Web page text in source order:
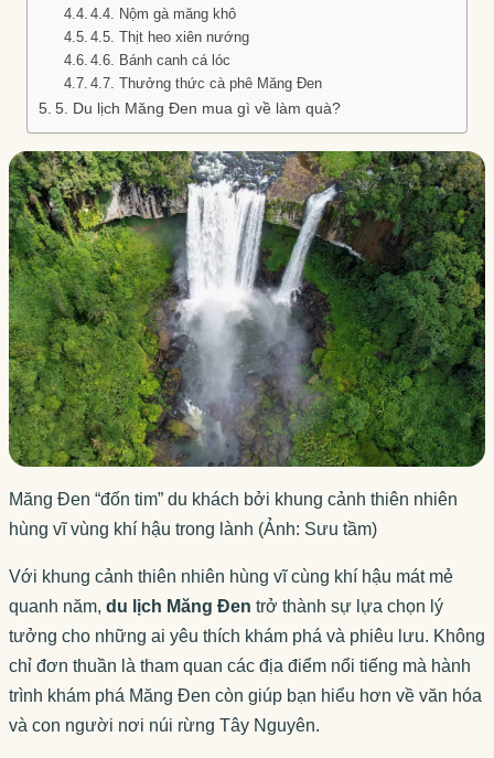
4.4. Nộm gà măng khô
4.5. Thịt heo xiên nướng
4.6. Bánh canh cá lóc
4.7. Thưởng thức cà phê Măng Đen
5. Du lịch Măng Đen mua gì về làm quà?
Măng Đen “đốn tim” du khách bởi khung cảnh thiên nhiên
hùng vĩ vùng khí hậu trong lành (Ảnh: Sưu tầm)
Với khung cảnh thiên nhiên hùng vĩ cùng khí hậu mát mẻ
quanh năm, du lịch Măng Đen trở thành sự lựa chọn lý
tưởng cho những ai yêu thích khám phá và phiêu lưu. Không
chỉ đơn thuần là tham quan các địa điểm nổi tiếng mà hành
trình khám phá Măng Đen còn giúp bạn hiểu hơn về văn hóa
và con người nơi núi rừng Tây Nguyên.